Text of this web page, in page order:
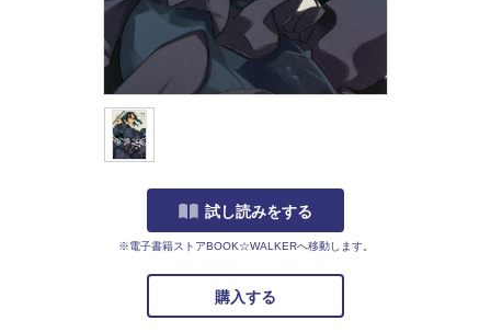
試し読みをする
※電子書籍ストアBOOK☆WALKERへ移動します。
購入する